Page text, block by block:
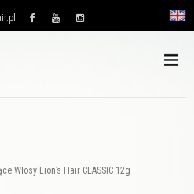
Włosy Lion’s Hair CLASSIC 12g